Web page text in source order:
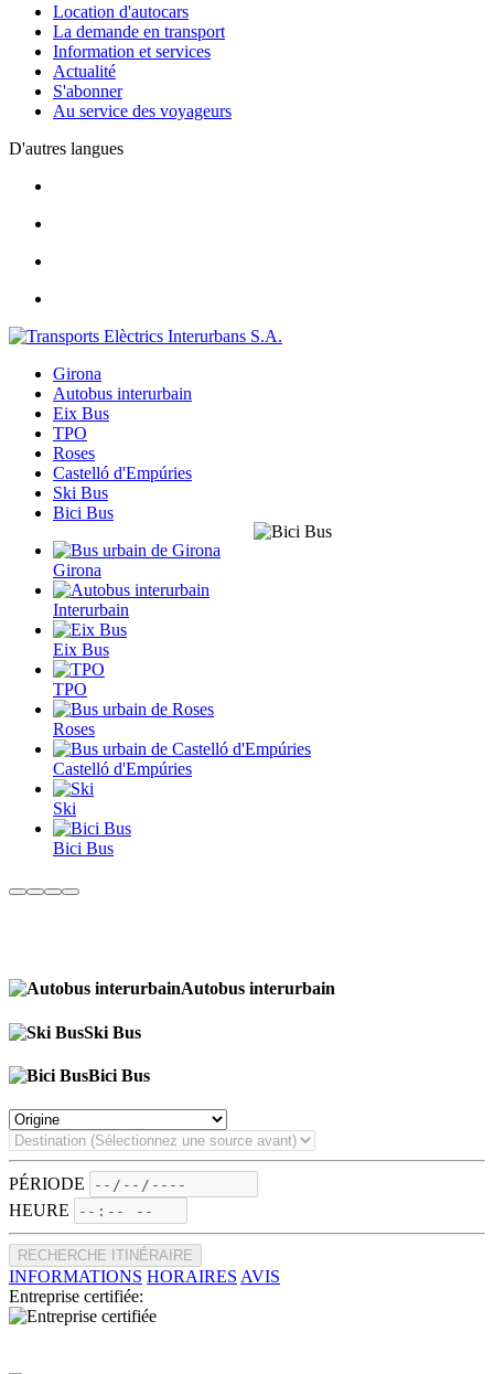
Location d'autocars
La demande en transport
Information et services
Actualité
S'abonner
Au service des voyageurs
D'autres langues
Girona
Autobus interurbain
Eix Bus
TPO
Roses
Castelló d'Empúries
Ski Bus
Bici Bus
Girona
Interurbain
Eix Bus
TPO
Roses
Castelló d'Empúries
Ski
Bici Bus
Autobus interurbain
Ski Bus
Bici Bus
PÉRIODE
HEURE
RECHERCHE ITINÉRAIRE
INFORMATIONS HORAIRES AVIS
Entreprise certifiée: